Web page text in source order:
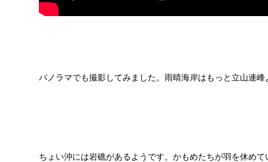
パノラマでも撮影してみました。雨晴海岸はもっと立山連
ちょい沖には岩礁があるようです。かもめたちが羽を休めて